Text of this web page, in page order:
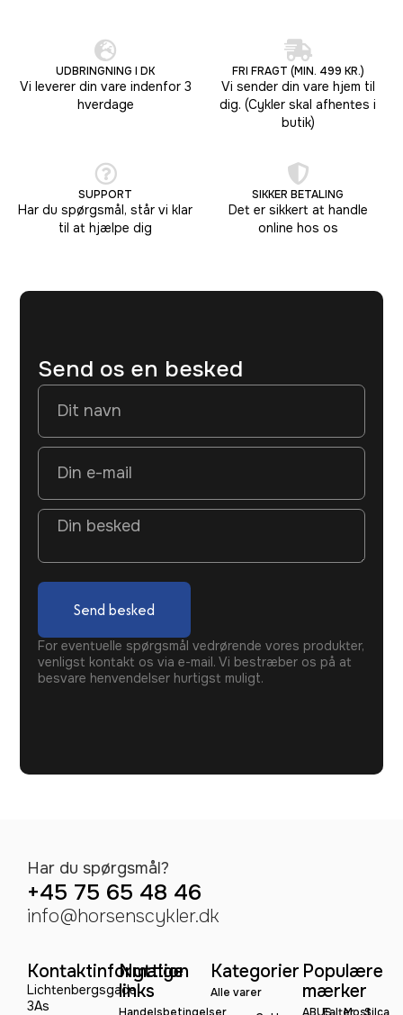
UDBRINGNING I DK
Vi leverer din vare indenfor 3
hverdage
FRI FRAGT (MIN. 499 KR.)
Vi sender din vare hjem til
dig. (Cykler skal afhentes i
butik)
SUPPORT
Har du spørgsmål, står vi klar
til at hjælpe dig
SIKKER BETALING
Det er sikkert at handle
online hos os
Send os en besked
Send besked
For eventuelle spørgsmål vedrørende vores produkter,
venligst kontakt os via e-mail. Vi bestræber os på at
besvare henvendelser hurtigst muligt.
Har du spørgsmål?
+45 75 65 48 46
info@horsenscykler.dk
Kontaktinformation
Lichtenbergsgade
3As
Nyttige
links
Kategorier
Alle varer
Populære
mærker